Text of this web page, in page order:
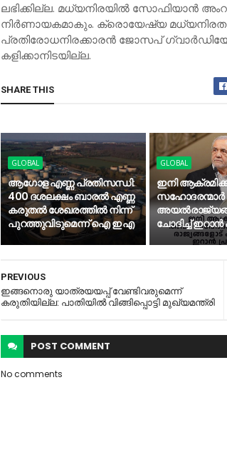
ലഭിക്കില്ല. മധ്യനിരയില്‍ സോഫിയാന്‍
നിര്‍ണായകമാകും. ക്രൊയേഷ്യ
പ്രതിരോധനിരക്കാരന്‍ ജോസപ്
കളിക്കാനിടയില്ല.
SHARE THIS
GLOBAL
ആഗോള എണ്ണ പ്രതിസന്ധി:
400 ദശലക്ഷം ബാരൽ എണ്ണ
കരുതൽ ശേഖരത്തിൽ നിന്ന്
പുറത്തുവിടുമെന്ന് ഐ ഇ എ
GLOBAL
ഇനി
സഹോദരന്മാർ
ചോദിച്ച്
PREVIOUS
ഇങ്ങനൊരു യാത്രയയപ്പ് വേണ്ടിവരുമെന്ന്
കരുതിയില്ല: പാതിയില്‍ വിങ്ങിപ്പൊട്ടി മുഖ്യമന്ത്രി
POST COMMENT
No comments